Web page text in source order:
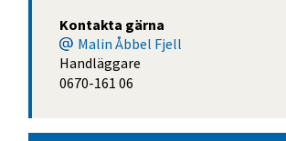
Kontakta gärna
Malin Åbbel Fjell
Handläggare
0670-161 06